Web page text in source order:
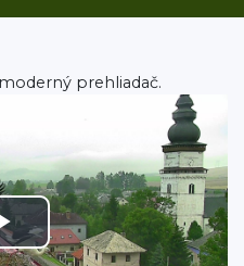
prehliadač.
Play